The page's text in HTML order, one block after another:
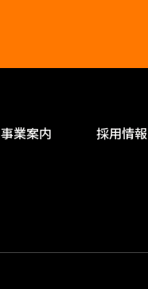
事業案内 採用情報